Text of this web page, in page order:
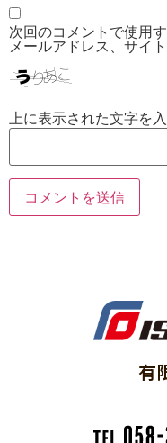
次回のコメントで使用
メールアドレス、サイ
上に表示された文字を
有